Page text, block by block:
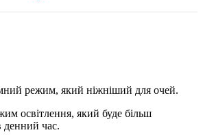
режим, який ніжніший для очей.
освітлення, який буде більш
час.